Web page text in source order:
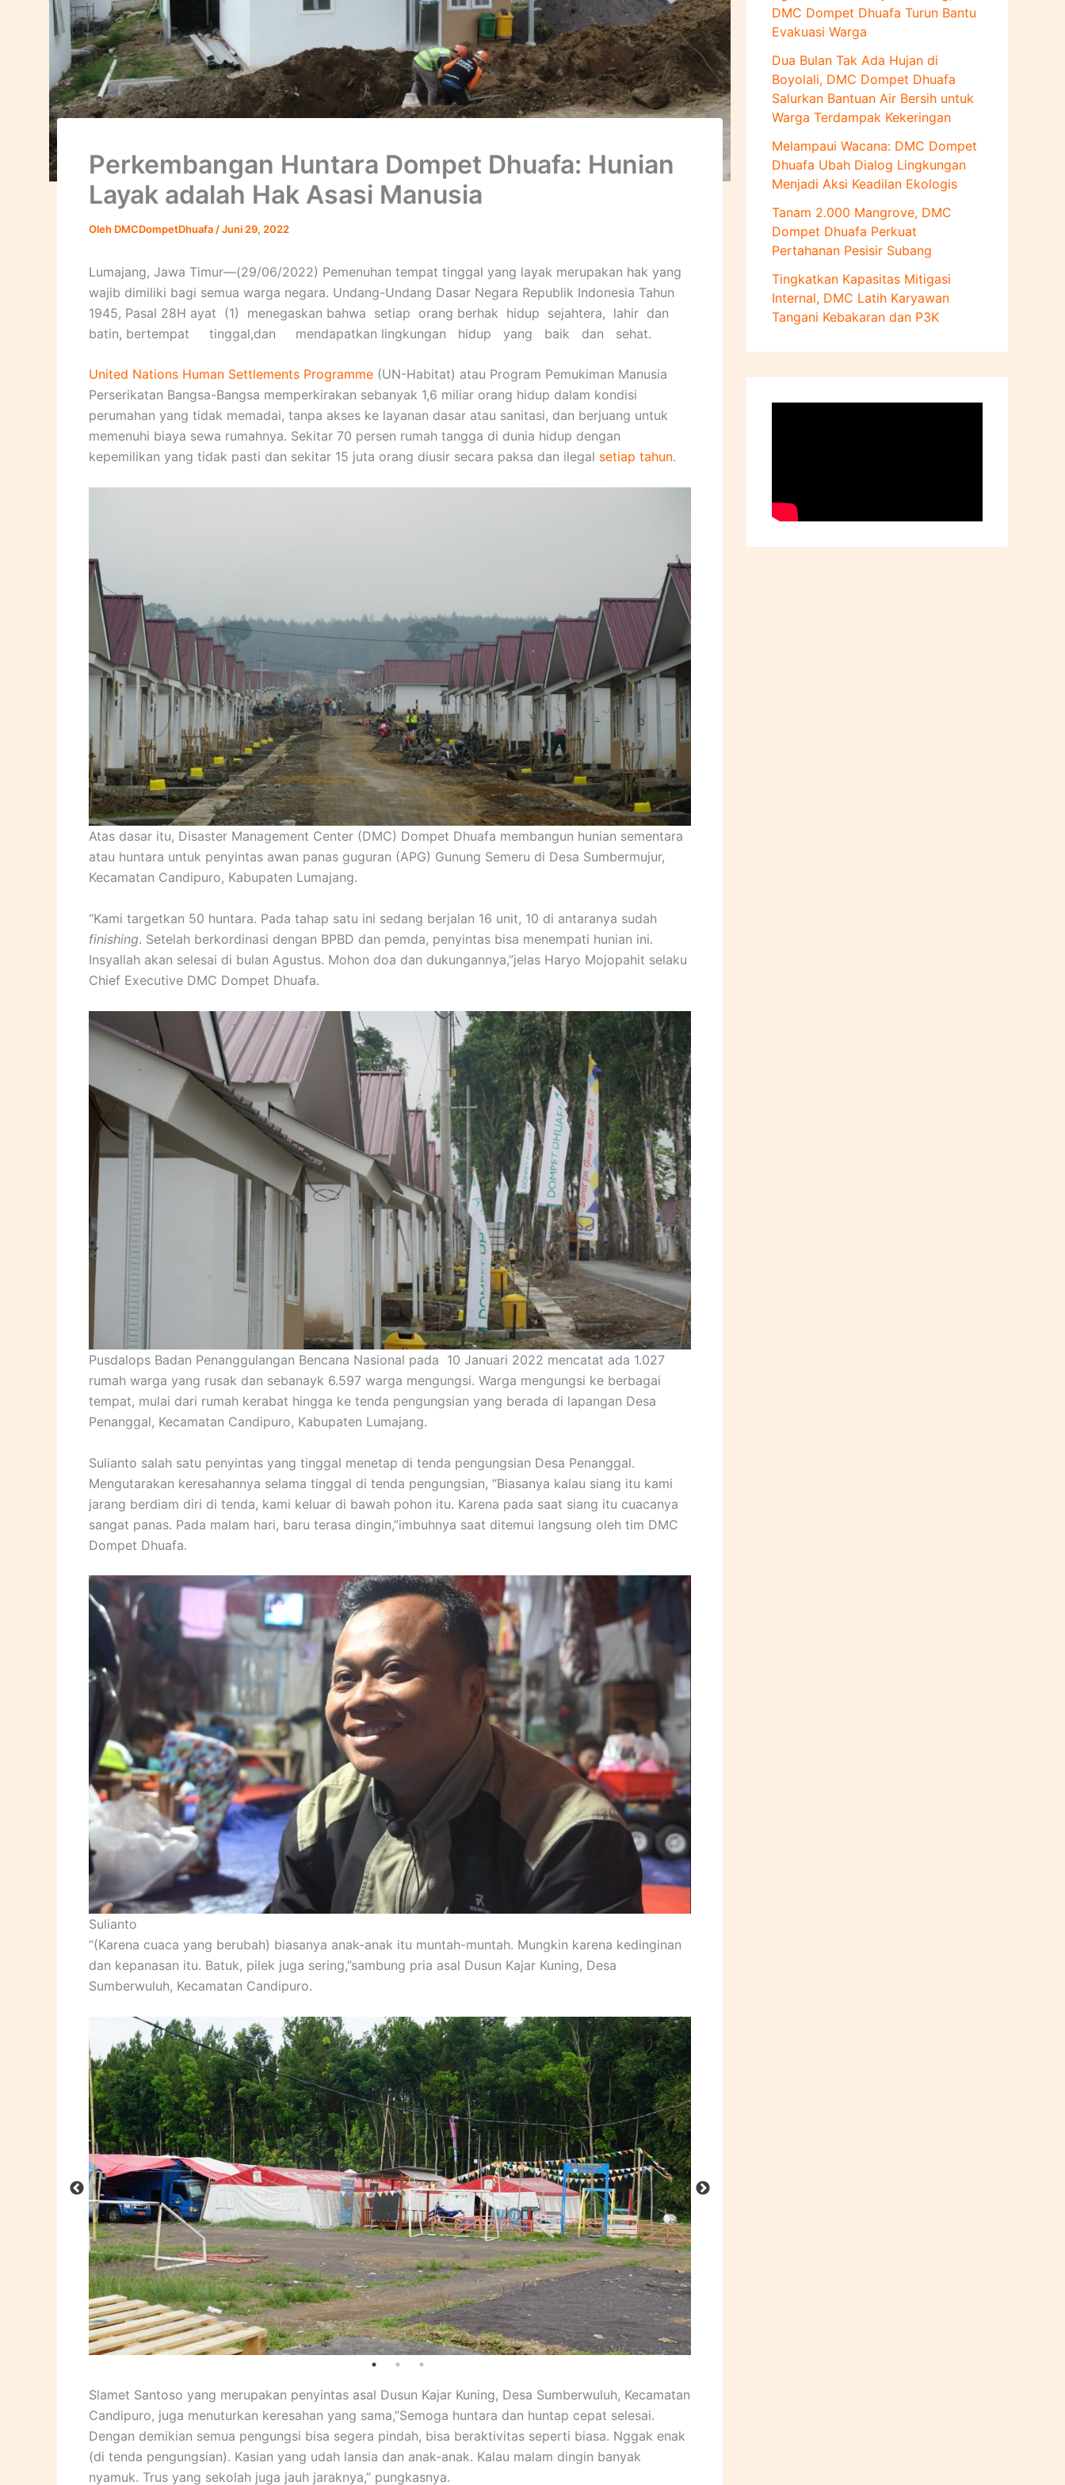
Perkembangan Huntara Dompet Dhuafa: Hunian
Layak adalah Hak Asasi Manusia
Oleh DMCDompetDhuafa /Juni 29, 2022
Lumajang, Jawa Timur—(29/06/2022) Pemenuhan tempat tinggal yang layak merupakan hak yang
wajib dimiliki bagi semua warga negara. Undang-Undang Dasar Negara Republik Indonesia Tahun
1945, Pasal 28H ayat (1) menegaskan bahwa setiap orang berhak hidup sejahtera, lahir dan
batin, bertempat tinggal,dan mendapatkan lingkungan hidup yang baik dan sehat.
United Nations Human Settlements Programme (UN-Habitat) atau Program Pemukiman Manusia
Perserikatan Bangsa-Bangsa memperkirakan sebanyak 1,6 miliar orang hidup dalam kondisi
perumahan yang tidak memadai, tanpa akses ke layanan dasar atau sanitasi, dan berjuang untuk
memenuhi biaya sewa rumahnya. Sekitar 70 persen rumah tangga di dunia hidup dengan
kepemilikan yang tidak pasti dan sekitar 15 juta orang diusir secara paksa dan ilegal setiap tahun.
Atas dasar itu, Disaster Management Center (DMC) Dompet Dhuafa membangun hunian sementara
atau huntara untuk penyintas awan panas guguran (APG) Gunung Semeru di Desa Sumbermujur,
Kecamatan Candipuro, Kabupaten Lumajang.
“Kami targetkan 50 huntara. Pada tahap satu ini sedang berjalan 16 unit, 10 di antaranya sudah
finishing. Setelah berkordinasi dengan BPBD dan pemda, penyintas bisa menempati hunian ini.
Insyallah akan selesai di bulan Agustus. Mohon doa dan dukungannya,”jelas Haryo Mojopahit selaku
Chief Executive DMC Dompet Dhuafa.
Pusdalops Badan Penanggulangan Bencana Nasional pada 10 Januari 2022 mencatat ada 1.027
rumah warga yang rusak dan sebanayk 6.597 warga mengungsi. Warga mengungsi ke berbagai
tempat, mulai dari rumah kerabat hingga ke tenda pengungsian yang berada di lapangan Desa
Penanggal, Kecamatan Candipuro, Kabupaten Lumajang.
Sulianto salah satu penyintas yang tinggal menetap di tenda pengungsian Desa Penanggal.
Mengutarakan keresahannya selama tinggal di tenda pengungsian, “Biasanya kalau siang itu kami
jarang berdiam diri di tenda, kami keluar di bawah pohon itu. Karena pada saat siang itu cuacanya
sangat panas. Pada malam hari, baru terasa dingin,”imbuhnya saat ditemui langsung oleh tim DMC
Dompet Dhuafa.
Sulianto
“(Karena cuaca yang berubah) biasanya anak-anak itu muntah-muntah. Mungkin karena kedinginan
dan kepanasan itu. Batuk, pilek juga sering,”sambung pria asal Dusun Kajar Kuning, Desa
Sumberwuluh, Kecamatan Candipuro.
Slamet Santoso yang merupakan penyintas asal Dusun Kajar Kuning, Desa Sumberwuluh, Kecamatan
Candipuro, juga menuturkan keresahan yang sama,”Semoga huntara dan huntap cepat selesai.
Dengan demikian semua pengungsi bisa segera pindah, bisa beraktivitas seperti biasa. Nggak enak
(di tenda pengungsian). Kasian yang udah lansia dan anak-anak. Kalau malam dingin banyak
nyamuk. Trus yang sekolah juga jauh jaraknya,” pungkasnya.
k
:
DMC Dompet Dhuafa Turun Bantu
Evakuasi Warga
Dua Bulan Tak Ada Hujan di
Boyolali, DMC Dompet Dhuafa
Salurkan Bantuan Air Bersih untuk
Warga Terdampak Kekeringan
Melampaui Wacana: DMC Dompet
Dhuafa Ubah Dialog Lingkungan
Menjadi Aksi Keadilan Ekologis
Tanam 2.000 Mangrove, DMC
Dompet Dhuafa Perkuat
Pertahanan Pesisir Subang
Tingkatkan Kapasitas Mitigasi
Internal, DMC Latih Karyawan
Tangani Kebakaran dan P3K